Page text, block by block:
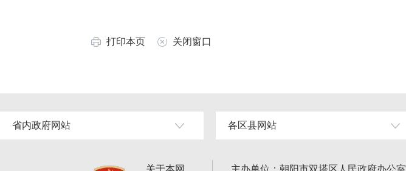
打印本页 关闭窗口
省内政府网站 各区县网站
关于本网 主办单位：朝阳市双塔区人民政府办公室